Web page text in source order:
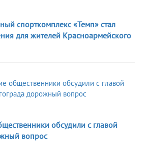
спорткомплекс «Темп» стал
для жителей Красноармейского
обсудили с главой
вопрос